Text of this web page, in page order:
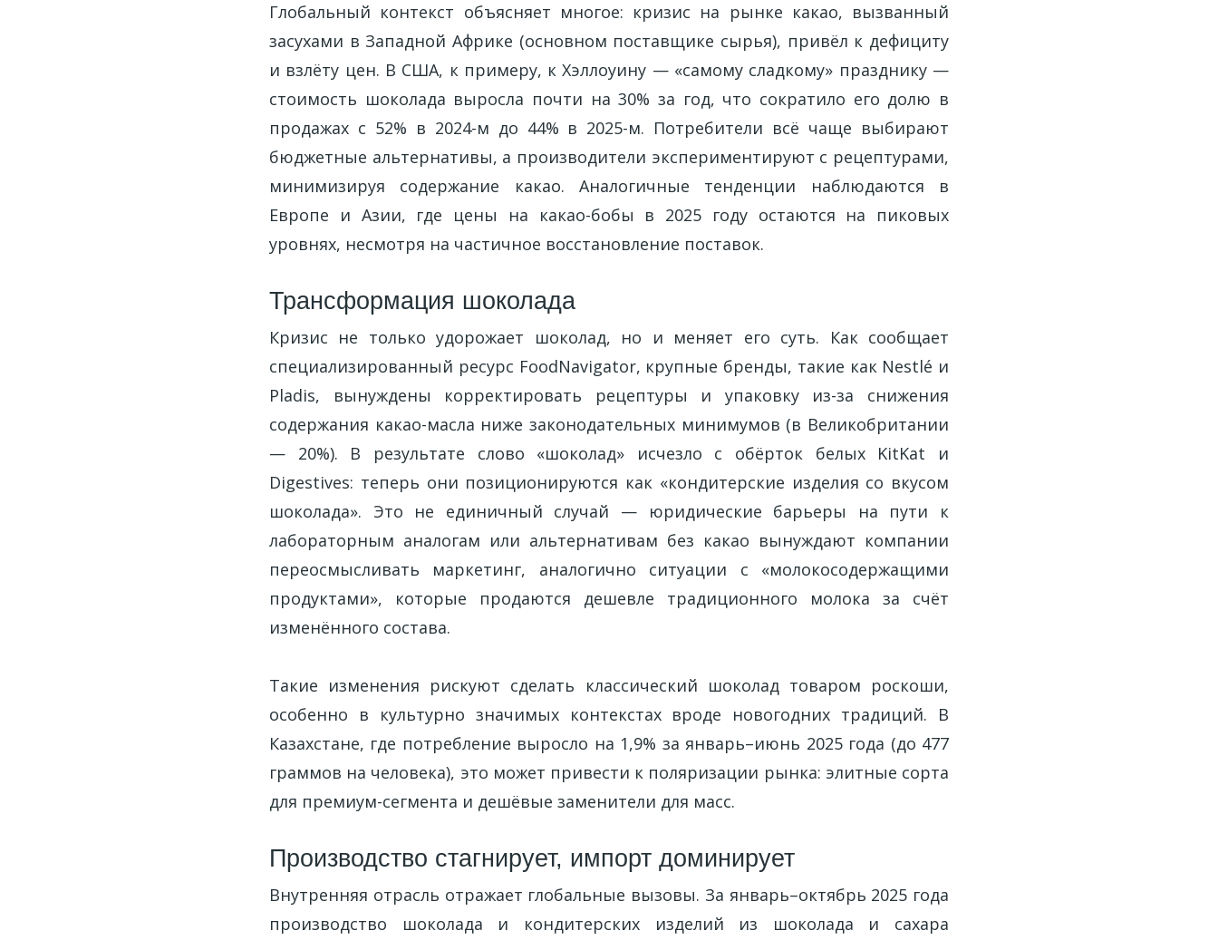
Глобальный контекст объясняет многое: кризис на рынке какао, вызванный
засухами в Западной Африке (основном поставщике сырья), привёл к дефициту
и взлёту цен. В США, к примеру, к Хэллоуину — «самому сладкому» празднику —
стоимость шоколада выросла почти на 30% за год, что сократило его долю в
продажах с 52% в 2024-м до 44% в 2025-м. Потребители всё чаще выбирают
бюджетные альтернативы, а производители экспериментируют с рецептурами,
минимизируя содержание какао. Аналогичные тенденции наблюдаются в
Европе и Азии, где цены на какао-бобы в 2025 году остаются на пиковых
уровнях, несмотря на частичное восстановление поставок.
Трансформация шоколада
Кризис не только удорожает шоколад, но и меняет его суть. Как сообщает
специализированный ресурс FoodNavigator, крупные бренды, такие как Nestlé и
Pladis, вынуждены корректировать рецептуры и упаковку из-за снижения
содержания какао-масла ниже законодательных минимумов (в Великобритании
— 20%). В результате слово «шоколад» исчезло с обёрток белых KitKat и
Digestives: теперь они позиционируются как «кондитерские изделия со вкусом
шоколада». Это не единичный случай — юридические барьеры на пути к
лабораторным аналогам или альтернативам без какао вынуждают компании
переосмысливать маркетинг, аналогично ситуации с «молокосодержащими
продуктами», которые продаются дешевле традиционного молока за счёт
изменённого состава.
Такие изменения рискуют сделать классический шоколад товаром роскоши,
особенно в культурно значимых контекстах вроде новогодних традиций. В
Казахстане, где потребление выросло на 1,9% за январь–июнь 2025 года (до 477
граммов на человека), это может привести к поляризации рынка: элитные сорта
для премиум-сегмента и дешёвые заменители для масс.
Производство стагнирует, импорт доминирует
Внутренняя отрасль отражает глобальные вызовы. За январь–октябрь 2025 года
производство шоколада и кондитерских изделий из шоколада и сахара